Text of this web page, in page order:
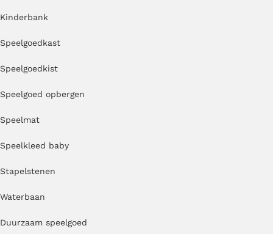
Kinderbank
Speelgoedkast
Speelgoedkist
Speelgoed opbergen
Speelmat
Speelkleed baby
Stapelstenen
Waterbaan
Duurzaam speelgoed